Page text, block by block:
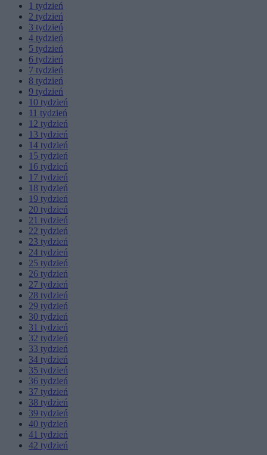
1 tydzień
2 tydzień
3 tydzień
4 tydzień
5 tydzień
6 tydzień
7 tydzień
8 tydzień
9 tydzień
10 tydzień
11 tydzień
12 tydzień
13 tydzień
14 tydzień
15 tydzień
16 tydzień
17 tydzień
18 tydzień
19 tydzień
20 tydzień
21 tydzień
22 tydzień
23 tydzień
24 tydzień
25 tydzień
26 tydzień
27 tydzień
28 tydzień
29 tydzień
30 tydzień
31 tydzień
32 tydzień
33 tydzień
34 tydzień
35 tydzień
36 tydzień
37 tydzień
38 tydzień
39 tydzień
40 tydzień
41 tydzień
42 tydzień